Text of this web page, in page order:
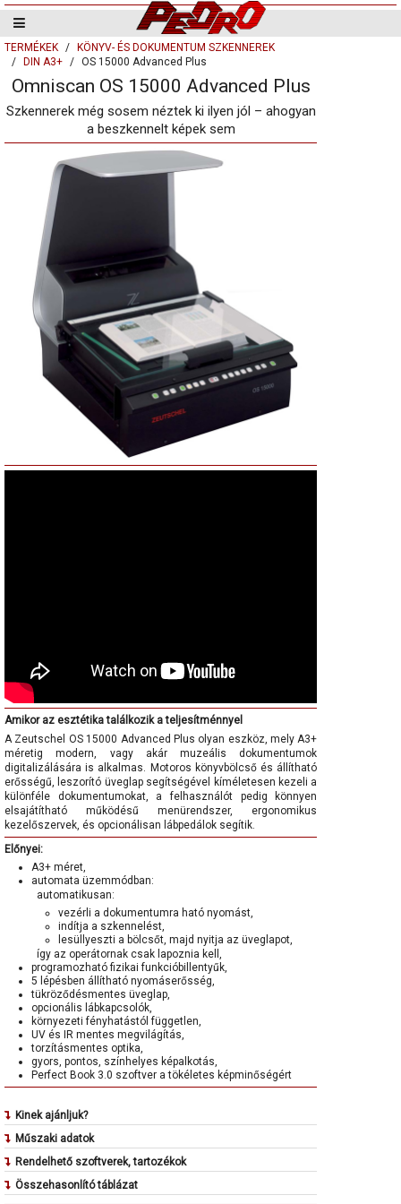
TERMÉKEK
KÖNYV- ÉS DOKUMENTUM SZKENNEREK
DIN A3+
OS 15000 Advanced Plus
Omniscan OS 15000 Advanced Plus
Szkennerek még sosem néztek ki ilyen jól – ahogyan
a beszkennelt képek sem
Amikor az esztétika találkozik a teljesítménnyel
A Zeutschel OS 15000 Advanced Plus olyan eszköz, mely A3+
méretig modern, vagy akár muzeális dokumentumok
digitalizálására is alkalmas. Motoros könyvbölcső és állítható
erősségű, leszorító üveglap segítségével kíméletesen kezeli a
különféle dokumentumokat, a felhasználót pedig könnyen
elsajátítható működésű menürendszer, ergonomikus
kezelőszervek, és opcionálisan lábpedálok segítik.
Előnyei:
A3+ méret,
automata üzemmódban:
automatikusan:
vezérli a dokumentumra ható nyomást,
indítja a szkennelést,
lesüllyeszti a bölcsőt, majd nyitja az üveglapot,
így az operátornak csak lapoznia kell,
programozható fizikai funkcióbillentyűk,
5 lépésben állítható nyomáserősség,
tükröződésmentes üveglap,
opcionális lábkapcsolók,
környezeti fényhatástól független,
UV és IR mentes megvilágítás,
torzításmentes optika,
gyors, pontos, színhelyes képalkotás,
Perfect Book 3.0 szoftver a tökéletes képminőségért
Kinek ajánljuk?
Az OS 15000 Advanced Plus szkenner kulturális
intézményekben és vállalati környezetben egyaránt megállja
a helyét, így különösen ajánljuk
könyvtárak,
levéltárak,
Műszaki adatok
maximális szkennelhető terület: 460 x 360 mm (A3+)
szkennelési módok: színes (42 bit input / 24 bit output),
szürkeárnyalatos (14 bit input / 8 bit output), fekete-
Rendelhető szoftverek, tartozékok
Perfect Book 3D alapú korrekciós szoftvercsomag
Imaging Kit szoftvercsomag
Összehasonlító táblázat